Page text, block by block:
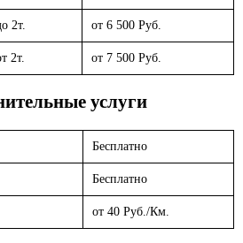
2т. от 6 500 Руб.
2т. от 7 500 Руб.
услуги
Бесплатно
Бесплатно
от 40 Руб./Км.